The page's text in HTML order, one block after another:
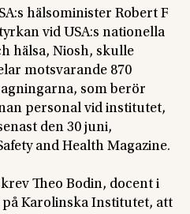
hälsominister Robert F
vid USA:s nationella
hälsa, Niosh, skulle
motsvarande 870
som berör
personal vid institutet,
den 30 juni,
and Health Magazine.
Theo Bodin, docent i
Karolinska Institutet, att